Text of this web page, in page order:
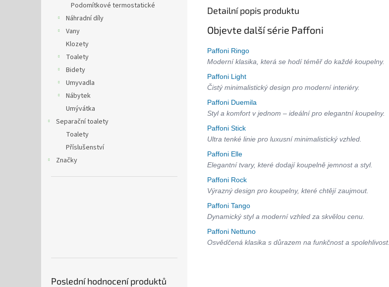
Podomítkové termostatické
Náhradní díly
Vany
Klozety
Toalety
Bidety
Umyvadla
Nábytek
Umývátka
Separační toalety
Toalety
Příslušenství
Značky
Poslední hodnocení produktů
Detailní popis produktu
Objevte další série Paffoni
Paffoni Ringo
Moderní klasika, která se hodí téměř do každé koupelny.
Paffoni Light
Čistý minimalistický design pro moderní interiéry.
Paffoni Duemila
Styl a komfort v jednom – ideální pro elegantní koupelny.
Paffoni Stick
Ultra tenké linie pro luxusní minimalistický vzhled.
Paffoni Elle
Elegantní tvary, které dodají koupelně jemnost a styl.
Paffoni Rock
Výrazný design pro koupelny, které chtějí zaujmout.
Paffoni Tango
Dynamický styl a moderní vzhled za skvělou cenu.
Paffoni Nettuno
Osvědčená klasika s důrazem na funkčnost a spolehlivost.